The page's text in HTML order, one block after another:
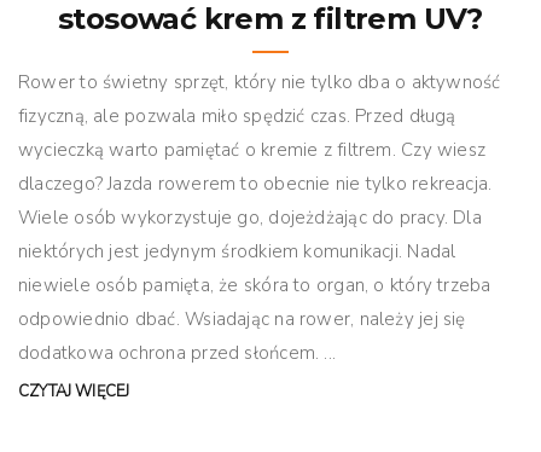
stosować krem z filtrem UV?
Rower to świetny sprzęt, który nie tylko dba o aktywność
fizyczną, ale pozwala miło spędzić czas. Przed długą
wycieczką warto pamiętać o kremie z filtrem. Czy wiesz
dlaczego? Jazda rowerem to obecnie nie tylko rekreacja.
Wiele osób wykorzystuje go, dojeżdżając do pracy. Dla
niektórych jest jedynym środkiem komunikacji. Nadal
niewiele osób pamięta, że skóra to organ, o który trzeba
odpowiednio dbać. Wsiadając na rower, należy jej się
dodatkowa ochrona przed słońcem. ...
CZYTAJ WIĘCEJ